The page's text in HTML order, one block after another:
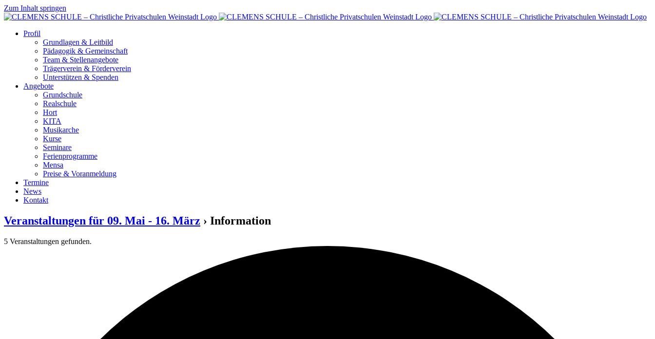
Zum Inhalt springen
Profil
Grundlagen & Leitbild
Pädagogik & Gemeinschaft
Team & Stellenangebote
Trägerverein & Förderverein
Unterstützen & Spenden
Angebote
Grundschule
Realschule
Hort
KITA
Musikarche
Kurse
Seminare
Ferienprogramme
Mensa
Preise & Voranmeldung
Termine
News
Kontakt
Veranstaltungen für 09. Mai - 16. März › Information
5 Veranstaltungen gefunden.